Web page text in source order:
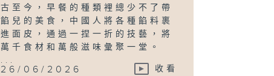
古至今，早餐的種類裡總少不了帶
餡兒的美食，中國人將各種餡料裹
進面皮，通過一捏一折的技藝，將
萬千食材和萬般滋味彙聚一堂。
...
26/06/2026 收看